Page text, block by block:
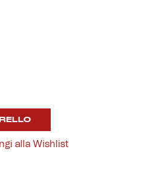
alla Wishlist